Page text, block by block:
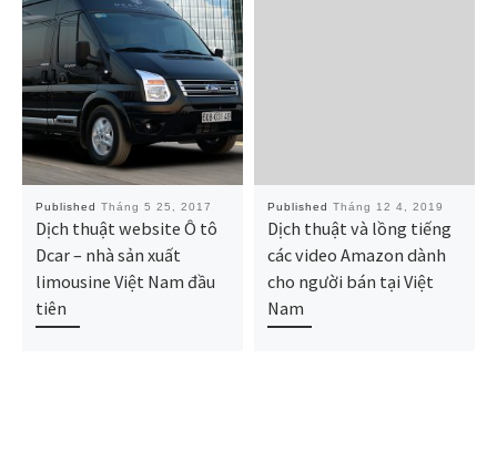
Published Tháng 5 25, 2017
Dịch thuật website Ô tô
Dcar – nhà sản xuất
limousine Việt Nam đầu
tiên
Published Tháng 12 4, 2019
Dịch thuật và lồng tiếng
các video Amazon dành
cho người bán tại Việt
Nam